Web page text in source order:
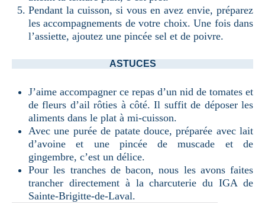
Pendant la cuisson, si vous en avez envie, préparez
les accompagnements de votre choix. Une fois dans
l’assiette, ajoutez une pincée sel et de poivre.
ASTUCES
J’aime accompagner ce repas d’un nid de tomates et
de fleurs d’ail rôties à côté. Il suffit de déposer les
aliments dans le plat à mi-cuisson.
Avec une purée de patate douce, préparée avec lait
d’avoine et une pincée de muscade et de
gingembre, c’est un délice.
Pour les tranches de bacon, nous les avons faites
trancher directement à la charcuterie du IGA de
Sainte-Brigitte-de-Laval.